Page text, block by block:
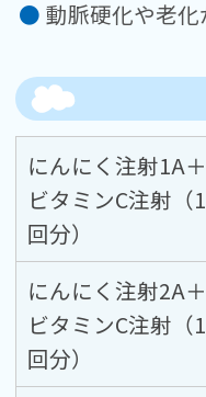
動脈硬化や老
にんにく注射1A＋
ビタミンC注射（1
回分）
にんにく注射2A＋
ビタミンC注射（1
回分）